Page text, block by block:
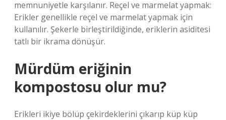
memnuniyetle karşılanır. Reçel ve marmelat yapmak:
Erikler genellikle reçel ve marmelat yapmak için
kullanılır. Şekerle birleştirildiğinde, eriklerin asiditesi
tatlı bir ikrama dönüşür.
Mürdüm eriğinin
kompostosu olur mu?
Erikleri ikiye bölüp çekirdeklerini çıkarıp küp küp